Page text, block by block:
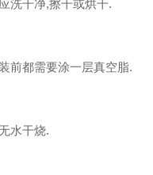
干净,擦干或烘干.
都需要涂一层真空脂.
水干烧.